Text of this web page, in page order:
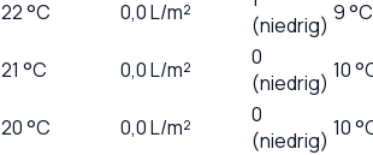
22°C 0,0L/m²
(niedrig) 9 °C
21 °C 0,0L/m²
0
(niedrig) 10
20°C 0,0L/m²
0
(niedrig) 10